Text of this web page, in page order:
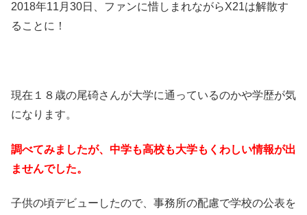
2018年11月30日、ファンに惜しまれながらX21は解散す
ることに！
現在１８歳の尾碕さんが大学に通っているのかや学歴が気
になります。
調べてみましたが、中学も高校も大学もくわしい情報が出
ませんでした。
子供の頃デビューしたので、事務所の配慮で学校の公表を